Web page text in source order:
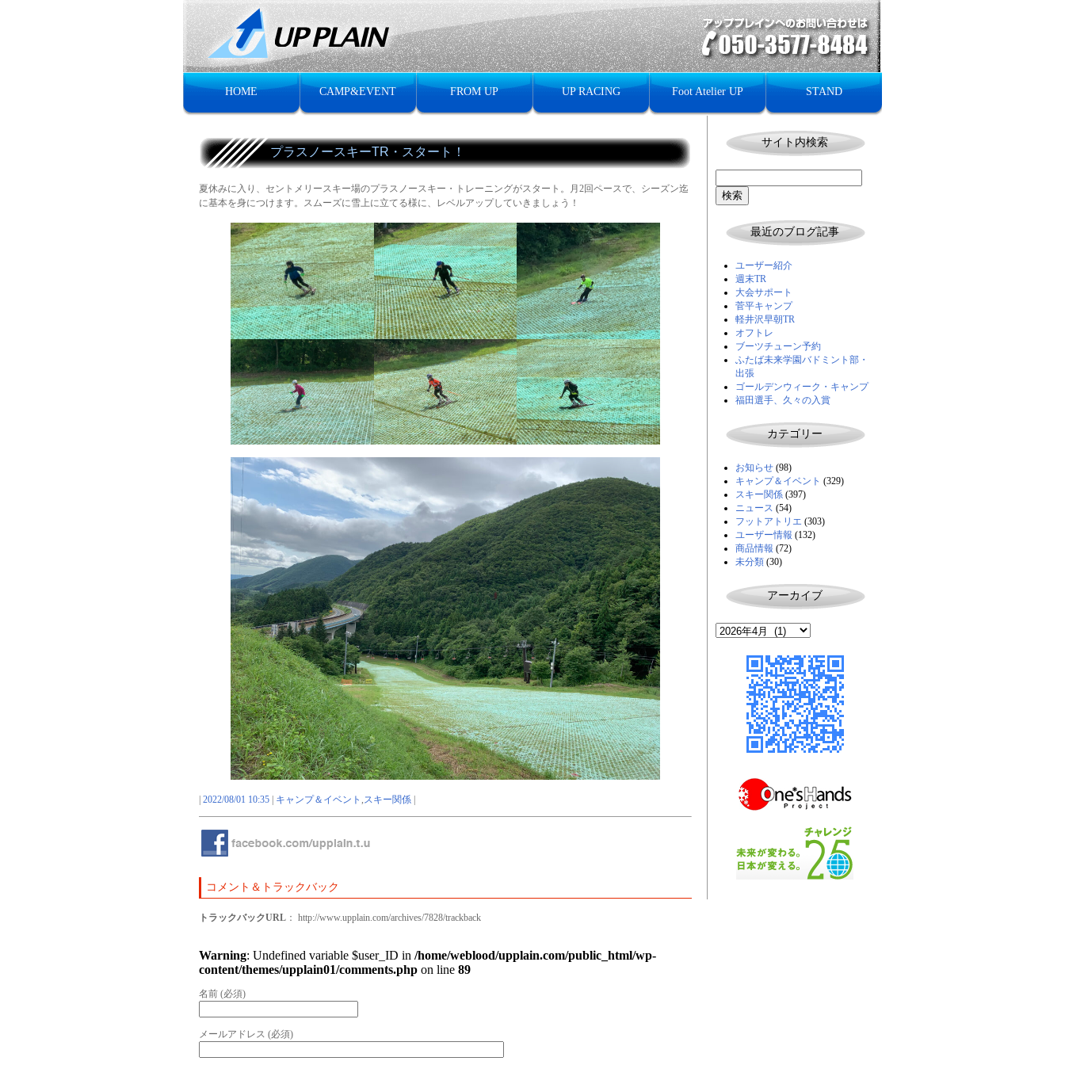
HOME CAMP&EVENT FROM UP UP RACING Foot Atelier UP STAND
サイト内検索
最近のブログ記事
ユーザー紹介
週末TR
大会サポート
菅平キャンプ
軽井沢早朝TR
オフトレ
ブーツチューン予約
ふたば未来学園バドミント部・
出張
ゴールデンウィーク・キャンプ
福田選手、久々の入賞
カテゴリー
お知らせ (98)
キャンプ＆イベント (329)
スキー関係 (397)
ニュース (54)
フットアトリエ (303)
ユーザー情報 (132)
商品情報 (72)
未分類 (30)
アーカイブ
プラスノースキーTR・スタート！
夏休みに入り、セントメリースキー場のプラスノースキー・トレーニングがスタート。月2回ペースで、シーズン迄
に基本を身につけます。スムーズに雪上に立てる様に、レベルアップしていきましょう！
| 2022/08/01 10:35 | キャンプ＆イベント ,スキー関係 |
コメント＆トラックバック
トラックバックURL ： http://www.upplain.com/archives/7828/trackback
Warning: Undefined variable $user_ID in /home/weblood/upplain.com/public_html/wp-
content/themes/upplain01/comments.php on line 89
名前 (必須)
メールアドレス (必須)